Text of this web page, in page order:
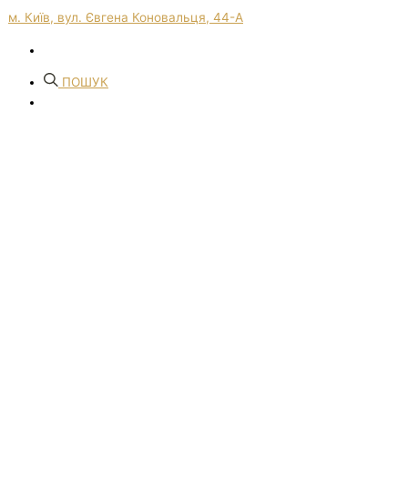
м. Київ, вул. Євгена Коновальця, 44-А
ПОШУК